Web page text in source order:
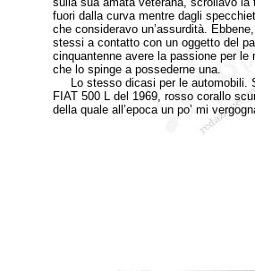
fuori dalla curva mentre dagli
che consideravo un’assurdità.
stessi a contatto con un oggetto del
cinquantenne avere la passione per
che lo spinge a possederne una.
Lo stesso dicasi per le automobili.
FIAT 500 L del 1969, rosso corallo
della quale all’epoca un po’ mi